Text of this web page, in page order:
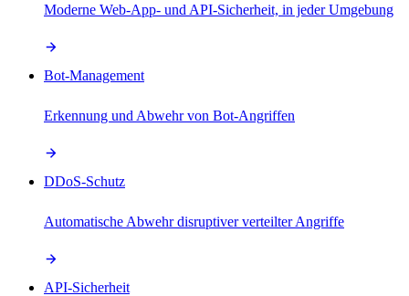
Moderne Web-App- und API-Sicherheit, in jeder Umgebung
Bot-Management
Erkennung und Abwehr von Bot-Angriffen
DDoS-Schutz
Automatische Abwehr disruptiver verteilter Angriffe
API-Sicherheit